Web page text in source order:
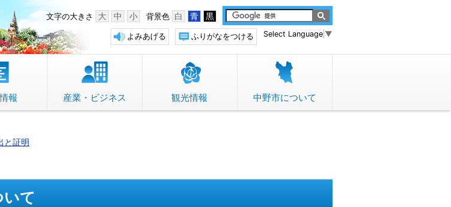
」のふるさと 背景色 白 青 黒
文字の大きさ 大 中 小
Select Language ▼
ふりがなをつける
よみあげる
報 産業・ビジネス 観光情報 中野市について
と証明
て